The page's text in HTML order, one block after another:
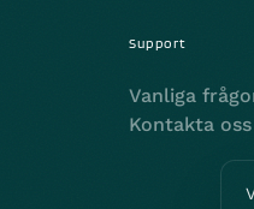
Support
Vanliga
Kontakta oss